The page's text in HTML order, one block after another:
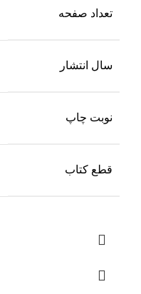
تعداد صفحه
سال انتشار
نوبت چاپ
قطع کتاب